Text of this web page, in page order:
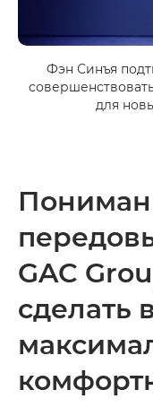
Фэн Синъя
для
GAC
сделать